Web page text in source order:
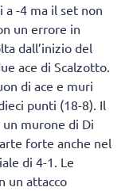
a -4 ma il set non
un errore in
dall’inizio del
ace di Scalzotto.
di ace e muri
punti (18-8). Il
murone di Di
forte anche nel
di 4-1. Le
un attacco